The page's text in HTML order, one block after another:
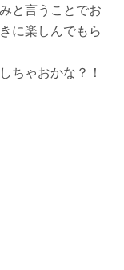
と言うことでお
に楽しんでもら
ちゃおかな？！